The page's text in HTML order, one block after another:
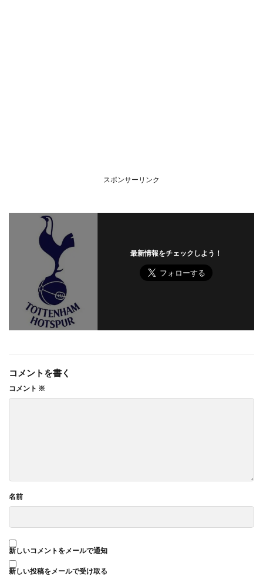
スポンサーリンク
最新情報をチェックしよう！
コメントを書く
コメント ※
名前
新しいコメントをメールで通知
新しい投稿をメールで受け取る